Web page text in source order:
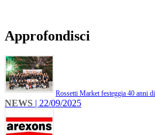
Approfondisci
​Rossetti Market festeggia 40 anni
NEWS | 22/09/2025